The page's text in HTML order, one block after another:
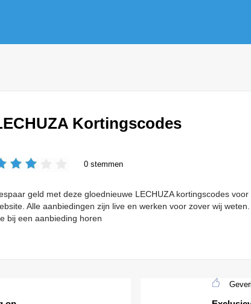
Kortingscodes
0 stemmen
geld met deze gloednieuwe LECHUZA kortingscodes
Alle aanbiedingen zijn live en werken voor zover wij
bij een aanbieding horen